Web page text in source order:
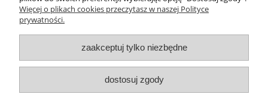
Gwarancja i zwroty
O firmie
Więcej o plikach cookies przeczytasz w naszej Polityce
prywatności.
zaakceptuj tylko niezbędne
dostosuj zgody